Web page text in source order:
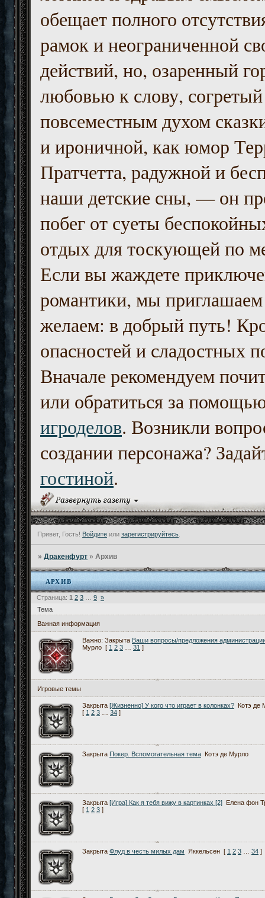
обещает полного
рамок и неограниченной
действий, но, озаренный
любовью к слову, согретый
повсеместным духом
и ироничной, как юмор
Пратчетта, радужной и
наши детские сны, — он
побег от суеты
отдых для тоскующей по
Если вы жаждете
романтики, мы приглашаем
желаем: в добрый путь!
опасностей и сладостных
Вначале рекомендуем
или обратиться за
игроделов. Возникли
создании персонажа?
гостиной.
Привет, Гость! Войдите или зарегистрируйтесь
»Дракенфурт »Архив
АРХИВ
Страница: 1 2 3 9 »
Тема
Важная информация
Важно: Закрыта Ваши вопросы/предложения
Мурло [ 1 2 3 31 ]
Игровые темы
Закрыта [Жизненно] У кого что играет в колонках? Котэ де
[ 1 2 3 34 ]
Закрыта Покер. Вспомогательная тема Котэ де Мурло
Закрыта [Игра] Как я тебя вижу в картинках [2] Елена фон
[ 1 2 3 ]
Закрыта Флуд в честь милых дам Яккельсен [ 1 2 3 34 ]